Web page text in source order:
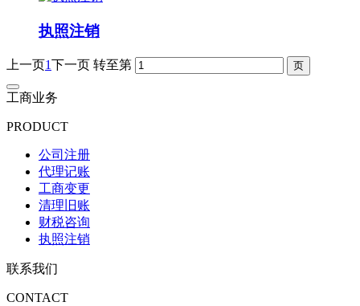
执照注销
上一页1下一页 转至第
工商业务
PRODUCT
公司注册
代理记账
工商变更
清理旧账
财税咨询
执照注销
联系我们
CONTACT